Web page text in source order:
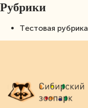
Рубрики
Тестовая рубрика